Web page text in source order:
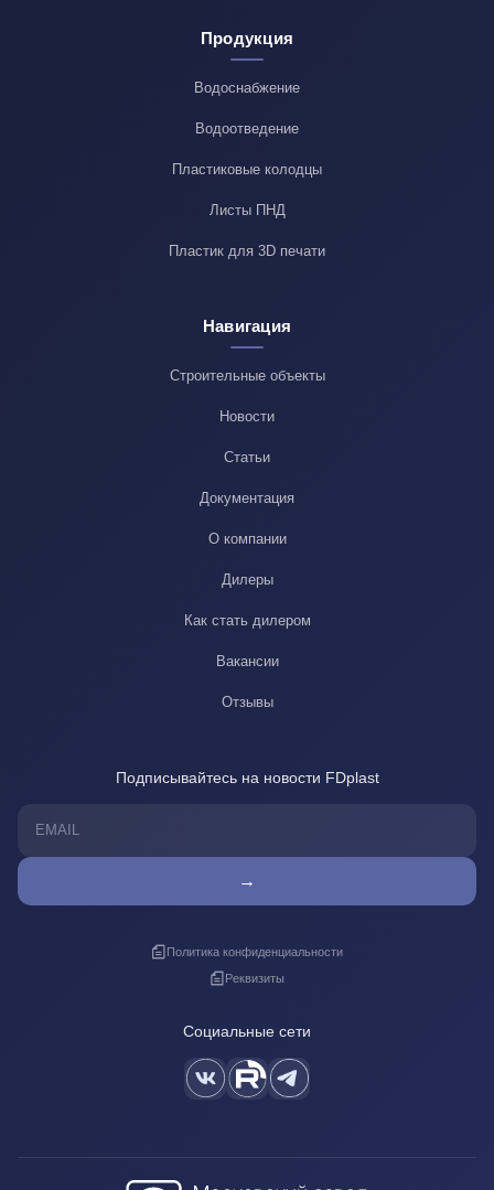
Продукция
Водоснабжение
Водоотведение
Пластиковые колодцы
Листы ПНД
Пластик для 3D печати
Навигация
Строительные объекты
Новости
Статьи
Документация
О компании
Дилеры
Как стать дилером
Вакансии
Отзывы
Подписывайтесь на новости FDplast
→
Политика конфиденциальности
Реквизиты
Социальные сети